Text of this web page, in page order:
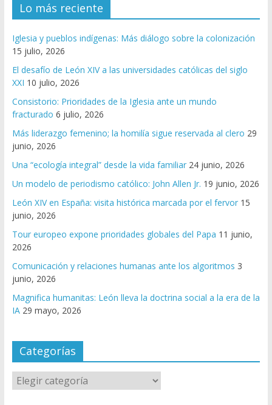
Lo más reciente
Iglesia y pueblos indígenas: Más diálogo sobre la colonización
15 julio, 2026
El desafío de León XIV a las universidades católicas del siglo
XXI 10 julio, 2026
Consistorio: Prioridades de la Iglesia ante un mundo
fracturado 6 julio, 2026
Más liderazgo femenino; la homilía sigue reservada al clero 29
junio, 2026
Una “ecología integral” desde la vida familiar 24 junio, 2026
Un modelo de periodismo católico: John Allen Jr. 19 junio, 2026
León XIV en España: visita histórica marcada por el fervor 15
junio, 2026
Tour europeo expone prioridades globales del Papa 11 junio,
2026
Comunicación y relaciones humanas ante los algoritmos 3
junio, 2026
Magnifica humanitas: León lleva la doctrina social a la era de la
IA 29 mayo, 2026
Categorías